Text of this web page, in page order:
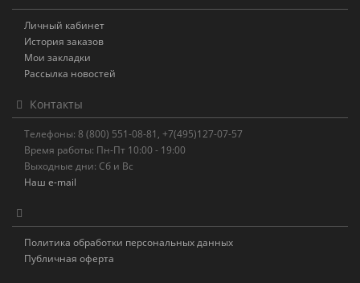
Личный кабинет
История заказов
Мои закладки
Рассылка новостей
Контакты
Телефоны: 8 (800) 551-08-81, +7(495)127-07-57
Время работы: Пн-Пт 10:00 - 19:00
Выходные дни: Сб и Вс
Наш e-mail
Политика обработки персональных данных
Публичная оферта